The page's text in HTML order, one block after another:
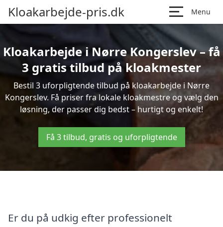
Kloakarbejde-pris.dk Menu
Kloakarbejde i Nørre Kongerslev – få
3 gratis tilbud på kloakmester
Bestil 3 uforpligtende tilbud på kloakarbejde i Nørre
Kongerslev. Få priser fra lokale kloakmestre og vælg den
løsning, der passer dig bedst – hurtigt og enkelt!
Få 3 tilbud, gratis og uforpligtende
Er du på udkig efter professionelt